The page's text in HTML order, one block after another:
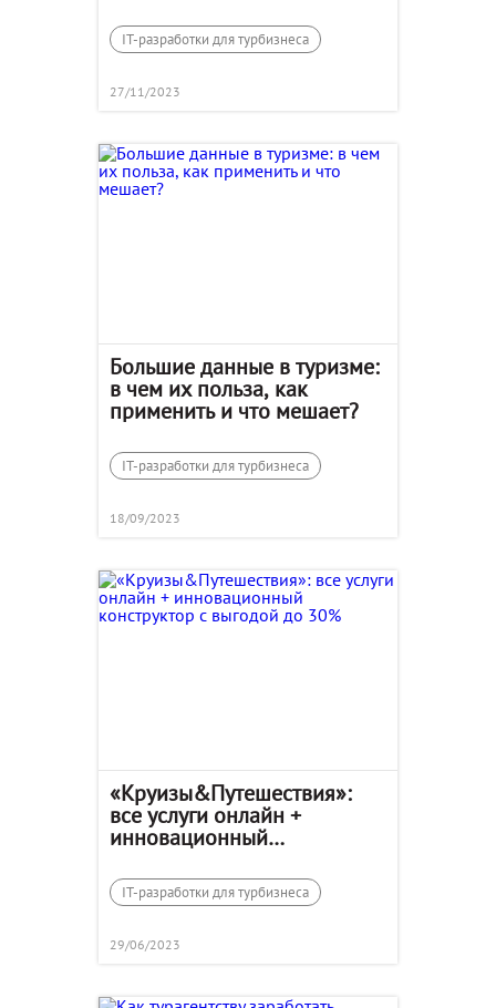
IT-разработки для турбизнеса
27/11/2023
Большие данные в туризме:
в чем их польза, как
применить и что мешает?
IT-разработки для турбизнеса
18/09/2023
«Круизы&Путешествия»:
все услуги онлайн +
инновационный
30%
IT-разработки для турбизнеса
29/06/2023